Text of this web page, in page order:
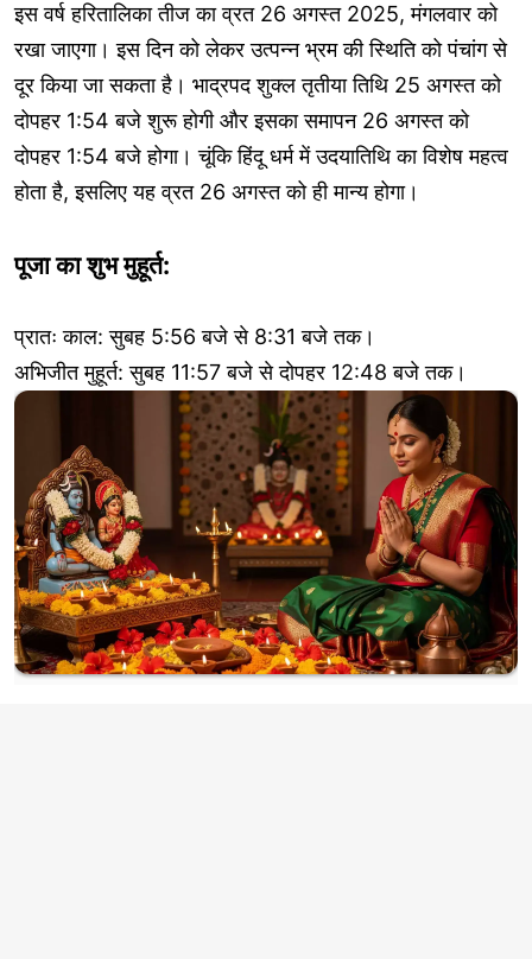
इस वर्ष हरितालिका तीज का व्रत 26 अगस्त 2025, मंगलवार को
रखा जाएगा। इस दिन को लेकर उत्पन्न भ्रम की स्थिति को पंचांग से
दूर किया जा सकता है। भाद्रपद शुक्ल तृतीया तिथि 25 अगस्त को
दोपहर 1:54 बजे शुरू होगी और इसका समापन 26 अगस्त को
दोपहर 1:54 बजे होगा। चूंकि हिंदू धर्म में उदयातिथि का विशेष महत्व
होता है, इसलिए यह व्रत 26 अगस्त को ही मान्य होगा।
पूजा का शुभ मुहूर्त:
प्रातः काल: सुबह 5:56 बजे से 8:31 बजे तक।
अभिजीत मुहूर्त: सुबह 11:57 बजे से दोपहर 12:48 बजे तक।